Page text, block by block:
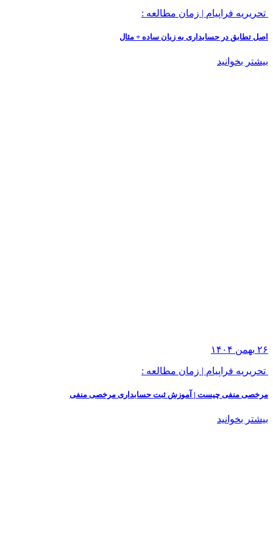
تحریریه فراپیام | زمان مطالعه :
اصل تطابق در حسابداری به زبان ساده + مثال
بیشتر بخوانید
۲۶ بهمن ۱۴۰۴
تحریریه فراپیام | زمان مطالعه :
مرخصی منفی چیست | آموزش ثبت حسابداری مرخصی منفی
بیشتر بخوانید